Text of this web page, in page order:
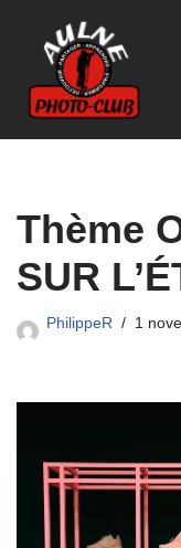
Aller
au
contenu
Thème
SUR
PhilippeR 1